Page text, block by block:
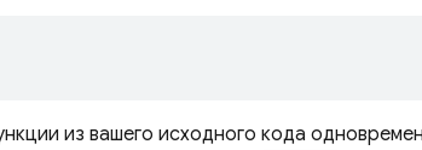
из вашего исходного кода